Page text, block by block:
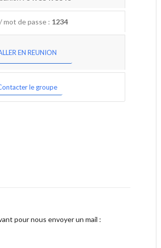
mot de passe : 1234
EN REUNION
le groupe
pour nous envoyer un mail :